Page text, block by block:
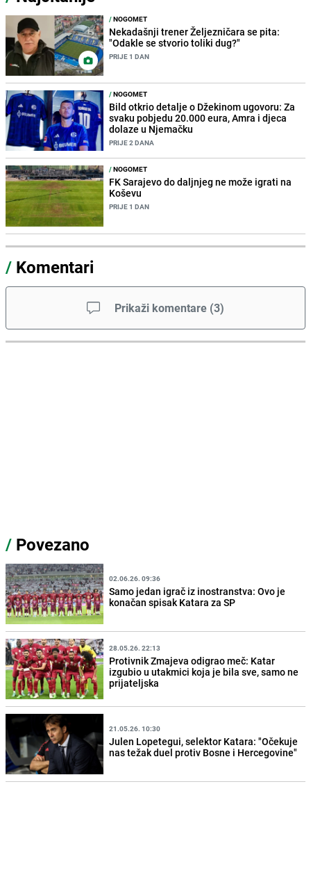
/NOGOMET
Nekadašnji trener Željezničara se pita:
"Odakle se stvorio toliki dug?"
PRIJE 1 DAN
/NOGOMET
Bild otkrio detalje o Džekinom ugovoru: Za
svaku pobjedu 20.000 eura, Amra i djeca
dolaze u Njemačku
PRIJE 2 DANA
/NOGOMET
FK Sarajevo do daljnjeg ne može igrati na
Koševu
PRIJE 1 DAN
/ Komentari
Prikaži komentare (3)
/ Povezano
02.06.26. 09:36
Samo jedan igrač iz inostranstva: Ovo je
konačan spisak Katara za SP
28.05.26. 22:13
Protivnik Zmajeva odigrao meč: Katar
izgubio u utakmici koja je bila sve, samo ne
prijateljska
21.05.26. 10:30
Julen Lopetegui, selektor Katara: "Očekuje
nas težak duel protiv Bosne i Hercegovine"